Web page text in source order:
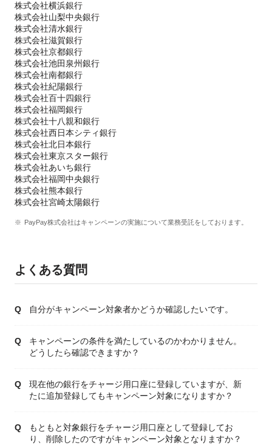
株式会社横浜銀行
株式会社山梨中央銀行
株式会社清水銀行
株式会社滋賀銀行
株式会社京都銀行
株式会社池田泉州銀行
株式会社南都銀行
株式会社紀陽銀行
株式会社百十四銀行
株式会社福岡銀行
株式会社十八親和銀行
株式会社西日本シティ銀行
株式会社北日本銀行
株式会社東京スター銀行
株式会社あいち銀行
株式会社福岡中央銀行
株式会社熊本銀行
株式会社宮崎太陽銀行
PayPay株式会社はキャンペーンの実施について業務受託をしております。
よくある質問
自分がキャンペーン対象者かどうか確認したいです。
キャンペーンの条件を満たしているのかわかりません。
どうしたら確認できますか？
現在他の銀行をチャージ用口座に登録していますが、新
たに追加登録してもキャンペーン対象になりますか？
もともと対象銀行をチャージ用口座として登録してお
り、削除したのですがキャンペーン対象となりますか？